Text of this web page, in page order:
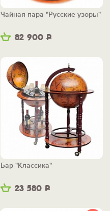
82 900 Р
Чайная пара "Русские узоры"
23 580 Р
Бар "Классика"